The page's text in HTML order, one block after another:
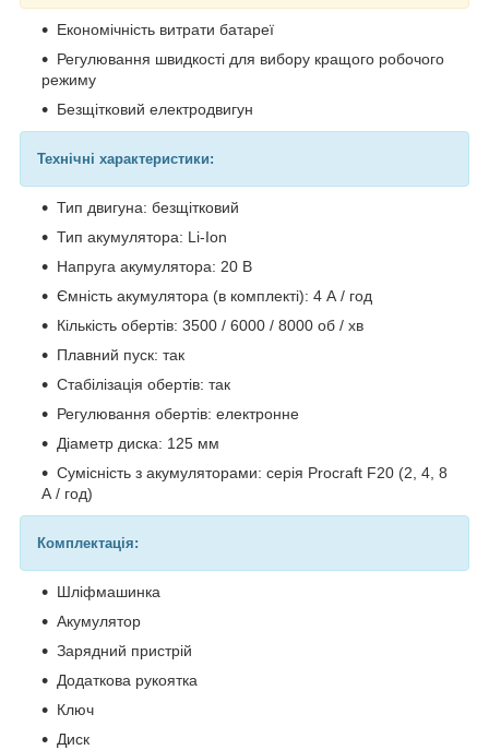
Економічність витрати батареї
Регулювання швидкості для вибору кращого робочого
режиму
Безщітковий електродвигун
Технічні характеристики:
Тип двигуна: безщітковий
Тип акумулятора: Li-Ion
Напруга акумулятора: 20 В
Ємність акумулятора (в комплекті): 4 А / год
Кількість обертів: 3500 / 6000 / 8000 об / хв
Плавний пуск: так
Стабілізація обертів: так
Регулювання обертів: електронне
Діаметр диска: 125 мм
Сумісність з акумуляторами: серія Procraft F20 (2, 4, 8
А / год)
Комплектація:
Шліфмашинка
Акумулятор
Зарядний пристрій
Додаткова рукоятка
Ключ
Диск